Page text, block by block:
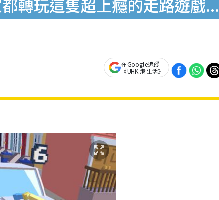
轉玩這隻超上癮的走路遊戲
在Google追蹤
《UHK 港生活》